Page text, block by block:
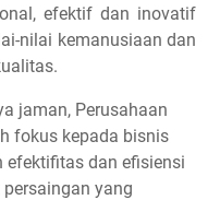
efektif dan inovatif
nilai kemanusiaan dan
jaman, Perusahaan
fokus kepada bisnis
efektifitas dan efisiensi
yang